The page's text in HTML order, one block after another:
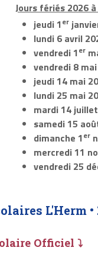
Jours fériés 2026
jeudi 1er
lundi 6 avril
vendredi 1er
vendredi 8
jeudi 14 mai
lundi 25 mai
mardi 14
samedi 15
dimanche 1er
mercredi 11
vendredi 25
L'Herm •
Officiel ⤵